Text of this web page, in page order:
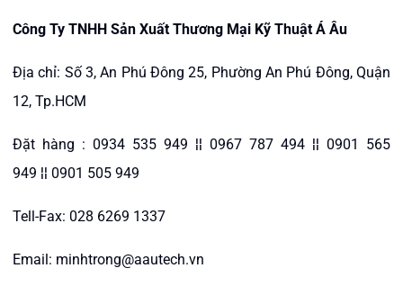
Công Ty TNHH Sản Xuất Thương Mại Kỹ Thuật Á Âu
Địa chỉ: Số 3, An Phú Đông 25, Phường An Phú Đông, Quận
12, Tp.HCM
Đặt hàng : 0934 535 949 ¦¦ 0967 787 494 ¦¦ 0901 565
949 ¦¦ 0901 505 949
Tell-Fax: 028 6269 1337
Email: minhtrong@aautech.vn